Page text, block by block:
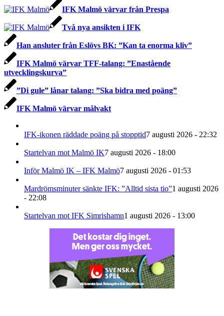
IFK Malmö värvar från Prespa
Två nya ansikten i IFK
Han ansluter från Eslövs BK: ”Kan ta enorma kliv”
IFK Malmö värvar TFF-talang: ”Enastående
utvecklingskurva”
”Di gule” lånar talang: ”Ska bidra med poäng”
IFK Malmö värvar målvakt
IFK-ikonen räddade poäng på stopptid7 augusti 2026 - 22:32
Startelvan mot Malmö IK7 augusti 2026 - 18:00
Inför Malmö IK – IFK Malmö7 augusti 2026 - 01:53
Mardrömsminuter sänkte IFK: ”Alltid sista tio”1 augusti 2026
- 22:08
Startelvan mot IFK Simrishamn1 augusti 2026 - 13:00